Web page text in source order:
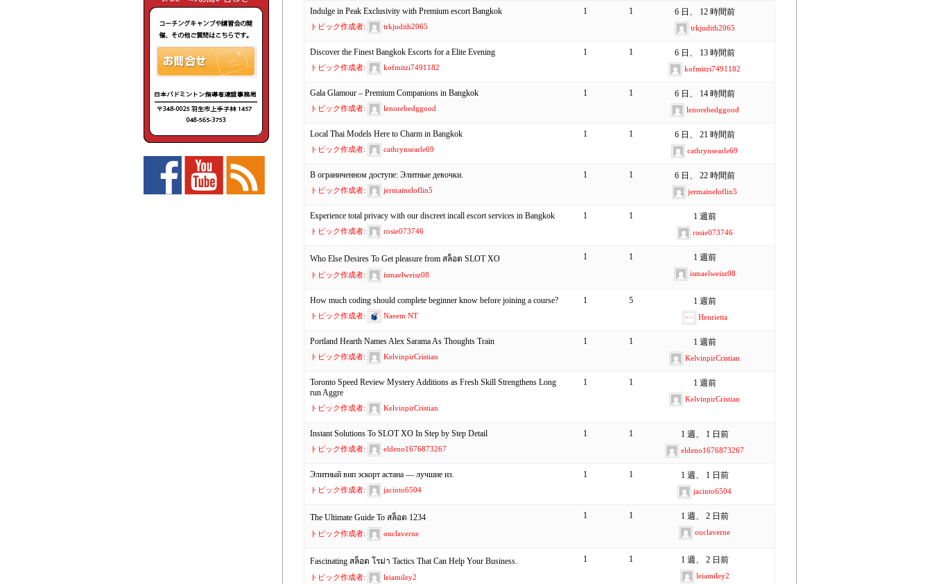
Indulge in Peak Exclusivity with Premium escort Bangkok
トピック作成者: trkjudith2065
1 1 6 日、 12 時間前
trkjudith2065
Discover the Finest Bangkok Escorts for a Elite Evening
トピック作成者: kofmitzi7491182
1 1 6 日、 13 時間前
kofmitzi7491182
Gala Glamour – Premium Companions in Bangkok
トピック作成者: lenorebedggood
1 1 6 日、 14 時間前
lenorebedggood
Local Thai Models Here to Charm in Bangkok
トピック作成者: cathrynsearle69
1 1 6 日、 21 時間前
cathrynsearle69
В ограниченном доступе: Элитные девочки.
トピック作成者: jermaineloflin5
1 1 6 日、 22 時間前
jermaineloflin5
Experience total privacy with our discreet incall escort services in Bangkok
トピック作成者: rosie073746
1 1 1 週前
rosie073746
Who Else Desires To Get pleasure from สล็อต SLOT XO
トピック作成者: ismaelweisz08
1 1 1 週前
ismaelweisz08
How much coding should complete beginner know before joining a course?
トピック作成者: Naeem NT
1 5 1 週前
Henrietta
Portland Hearth Names Alex Sarama As Thoughts Train
トピック作成者: KelvinpirCristian
1 1 1 週前
KelvinpirCristian
Toronto Speed Review Mystery Additions as Fresh Skill Strengthens Long
run Aggre
トピック作成者: KelvinpirCristian
1 1 1 週前
KelvinpirCristian
Instant Solutions To SLOT XO In Step by Step Detail
トピック作成者: eldeno1676873267
1 1 1 週、 1 日前
eldeno1676873267
Элитный вип эскорт астана — лучшие из.
トピック作成者: jacinto6504
1 1 1 週、 1 日前
jacinto6504
The Ultimate Guide To สล็อต 1234
トピック作成者: ouclaverne
1 1 1 週、 2 日前
ouclaverne
Fascinating สล็อต โรม่า Tactics That Can Help Your Business.
トピック作成者: leiamiley2
1 1 1 週、 2 日前
leiamiley2